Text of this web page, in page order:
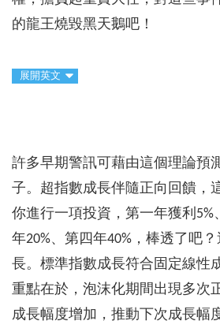
的龍王燒毀黑天鵝吧！
展開英文
許多早期警訊可藉由這個理論預
子。超指數成長伴隨正向回饋，
你進行一項投資，第一年獲利5%
年20%、第四年40%，棒透了吧
長。標準指數成長符合固定線性
重點在於，泡沫化期間出現多次
成長幅度增加，推動下次成長幅